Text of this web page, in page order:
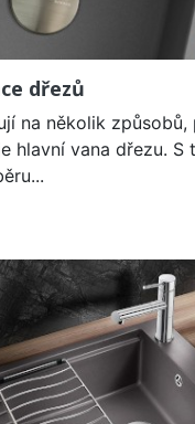
dřezů
na několik
hlavní vana dřezu. S